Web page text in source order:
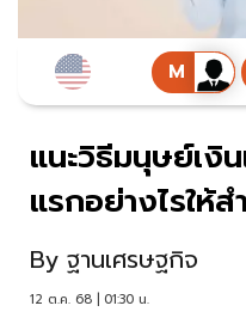
แนะวิธีมนุษย์เงิ
แรกอย่างไรให้ส
By ฐานเศรษฐกิจ
12 ต.ค. 68 | 01:30 น.